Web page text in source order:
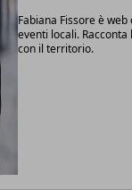
Fabiana Fissore è
eventi locali.
con il territorio.